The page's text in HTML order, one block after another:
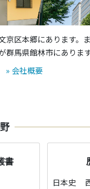
京区本郷にあります。
群馬県館林市にあります
» 会社概要
書
日本史